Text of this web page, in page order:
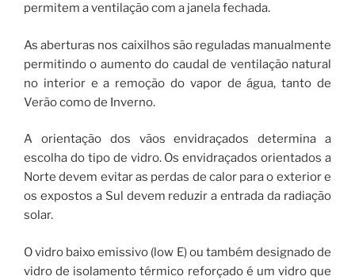
permitem a ventilação com a janela fechada.
As aberturas nos caixilhos são reguladas manualmente
permitindo o aumento do caudal de ventilação natural
no interior e a remoção do vapor de água, tanto de
Verão como de Inverno.
A orientação dos vãos envidraçados determina a
escolha do tipo de vidro. Os envidraçados orientados a
Norte devem evitar as perdas de calor para o exterior e
os expostos a Sul devem reduzir a entrada da radiação
solar.
O vidro baixo emissivo (low E) ou também designado de
vidro de isolamento térmico reforçado é um vidro que